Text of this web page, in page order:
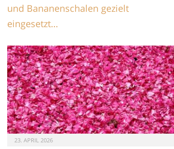
und Bananenschalen gezielt
eingesetzt…
23. APRIL 2026